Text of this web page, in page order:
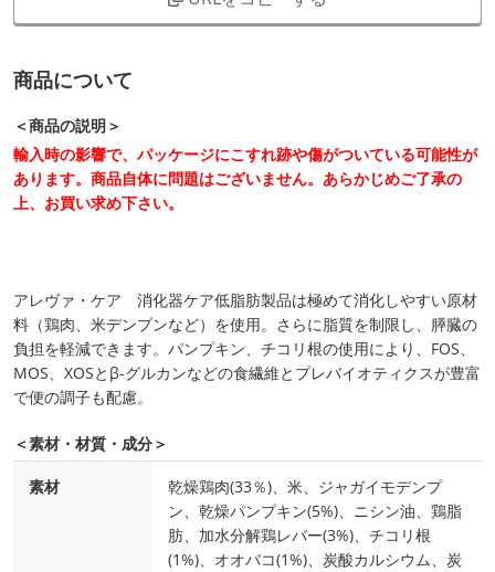
商品について
＜商品の説明＞
輸入時の影響で、パッケージにこすれ跡や傷がついている可能性が
あります。商品自体に問題はございません。あらかじめご了承の
上、お買い求め下さい。
アレヴァ・ケア 消化器ケア低脂肪製品は極めて消化しやすい原材
料（鶏肉、米デンプンなど）を使用。さらに脂質を制限し、膵臓の
負担を軽減できます。パンプキン、チコリ根の使用により、FOS、
MOS、XOSとβ-グルカンなどの食繊維とプレバイオティクスが豊富
で便の調子も配慮。
＜素材・材質・成分＞
素材
乾燥鶏肉(33％)、米、ジャガイモデンプ
ン、乾燥パンプキン(5%)、ニシン油、鶏脂
肪、加水分解鶏レバー(3%)、チコリ根
(1%)、オオバコ(1%)、炭酸カルシウム、炭